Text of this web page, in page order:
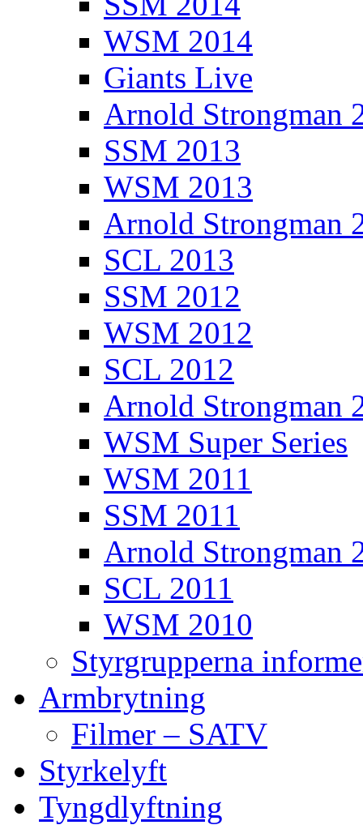
WSM 2014
Giants Live
Arnold Strongman
SSM 2013
WSM 2013
Arnold Strongman
SCL 2013
SSM 2012
WSM 2012
SCL 2012
Arnold Strongman
WSM Super Series
WSM 2011
SSM 2011
Arnold Strongman
SCL 2011
WSM 2010
Styrgrupperna
Armbrytning
Filmer – SATV
Styrkelyft
Tyngdlyftning